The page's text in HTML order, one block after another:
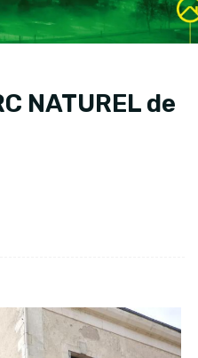
NATUREL de